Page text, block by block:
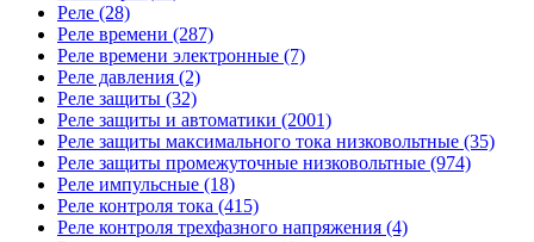
Реле (28)
Реле времени (287)
Реле времени электронные (7)
Реле давления (2)
Реле защиты (32)
Реле защиты и автоматики (2001)
Реле защиты максимального тока низковольтные (35)
Реле защиты промежуточные низковольтные (974)
Реле импульсные (18)
Реле контроля тока (415)
Реле контроля трехфазного напряжения (4)